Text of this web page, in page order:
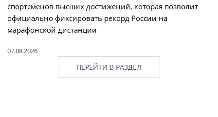
спортсменов высших достижений, которая позволит
официально фиксировать рекорд России на
марафонской дистанции
07.08.2026
ПЕРЕЙТИ В РАЗДЕЛ